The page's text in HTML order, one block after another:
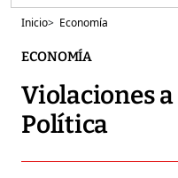
Inicio> Economía
ECONOMÍA
Violaciones
Política